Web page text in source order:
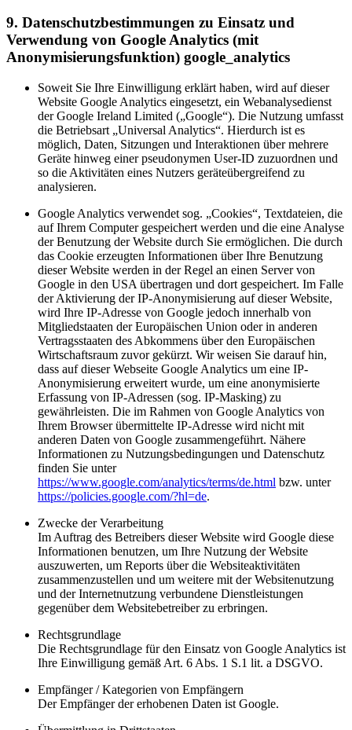
9. Datenschutzbestimmungen zu Einsatz und
Verwendung von Google Analytics (mit
Anonymisierungsfunktion) google_analytics
Soweit Sie Ihre Einwilligung erklärt haben, wird auf dieser
Website Google Analytics eingesetzt, ein Webanalysedienst
der Google Ireland Limited („Google“). Die Nutzung umfasst
die Betriebsart „Universal Analytics“. Hierdurch ist es
möglich, Daten, Sitzungen und Interaktionen über mehrere
Geräte hinweg einer pseudonymen User-ID zuzuordnen und
so die Aktivitäten eines Nutzers geräteübergreifend zu
analysieren.
Google Analytics verwendet sog. „Cookies“, Textdateien, die
auf Ihrem Computer gespeichert werden und die eine Analyse
der Benutzung der Website durch Sie ermöglichen. Die durch
das Cookie erzeugten Informationen über Ihre Benutzung
dieser Website werden in der Regel an einen Server von
Google in den USA übertragen und dort gespeichert. Im Falle
der Aktivierung der IP-Anonymisierung auf dieser Website,
wird Ihre IP-Adresse von Google jedoch innerhalb von
Mitgliedstaaten der Europäischen Union oder in anderen
Vertragsstaaten des Abkommens über den Europäischen
Wirtschaftsraum zuvor gekürzt. Wir weisen Sie darauf hin,
dass auf dieser Webseite Google Analytics um eine IP-
Anonymisierung erweitert wurde, um eine anonymisierte
Erfassung von IP-Adressen (sog. IP-Masking) zu
gewährleisten. Die im Rahmen von Google Analytics von
Ihrem Browser übermittelte IP-Adresse wird nicht mit
anderen Daten von Google zusammengeführt. Nähere
Informationen zu Nutzungsbedingungen und Datenschutz
finden Sie unter
https://www.google.com/analytics/terms/de.html bzw. unter
https://policies.google.com/?hl=de.
Zwecke der Verarbeitung
Im Auftrag des Betreibers dieser Website wird Google diese
Informationen benutzen, um Ihre Nutzung der Website
auszuwerten, um Reports über die Websiteaktivitäten
zusammenzustellen und um weitere mit der Websitenutzung
und der Internetnutzung verbundene Dienstleistungen
gegenüber dem Websitebetreiber zu erbringen.
Rechtsgrundlage
Die Rechtsgrundlage für den Einsatz von Google Analytics ist
Ihre Einwilligung gemäß Art. 6 Abs. 1 S.1 lit. a DSGVO.
Empfänger / Kategorien von Empfängern
Der Empfänger der erhobenen Daten ist Google.